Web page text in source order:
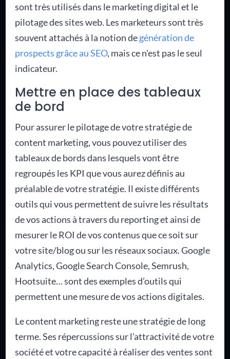
sont très utilisés dans le marketing digital et le
pilotage des sites web. Les marketeurs sont très
souvent attachés à la notion degénération de
prospects grâce au SEO, mais ce n'est pas le seul
indicateur.
Mettre en place des tableaux
de bord
Pour assurer le pilotage de votre stratégie de
content marketing, vous pouvez utiliser des
tableaux de bords dans lesquels vont être
regroupés les KPI que vous aurez définis au
préalable de votre stratégie. Il existe différents
outils qui vous permettent de suivre les résultats
de vos actions à travers du reporting et ainsi de
mesurer le ROI de vos contenus que ce soit sur
votre site/blog ou sur les réseaux sociaux. Google
Analytics, Google Search Console, Semrush,
Hootsuite… sont des exemples d’outils qui
permettent une mesure de vos actions digitales.
Le content marketing reste une stratégie de long
terme. Ses répercussions sur l’attractivité de votre
société et votre capacité à réaliser des ventes sont